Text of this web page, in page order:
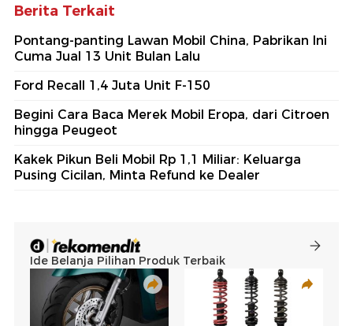
Berita Terkait
Pontang-panting Lawan Mobil China, Pabrikan Ini
Cuma Jual 13 Unit Bulan Lalu
Ford Recall 1,4 Juta Unit F-150
Begini Cara Baca Merek Mobil Eropa, dari Citroen
hingga Peugeot
Kakek Pikun Beli Mobil Rp 1,1 Miliar: Keluarga
Pusing Cicilan, Minta Refund ke Dealer